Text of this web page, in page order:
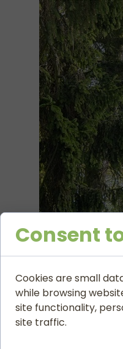
Dwór Grafa
Obszar dzisiejszej
zasługi „wiernym
Obecny dwór jest
dachem. Dominantę
Consent
Cookies are small
while browsing
site functionality,
site traffic.